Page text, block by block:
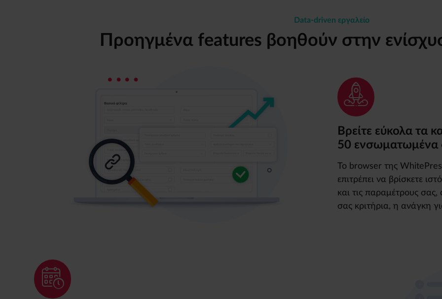
Data-driven εργαλείο
Προηγμένα features βοηθούν στην
Βρείτε εύκολα τα
50 ενσωματωμένα
Το browser της
επιτρέπει να βρίσκετε
και τις παραμέτρους
σας κριτήρια, η ανάγκη